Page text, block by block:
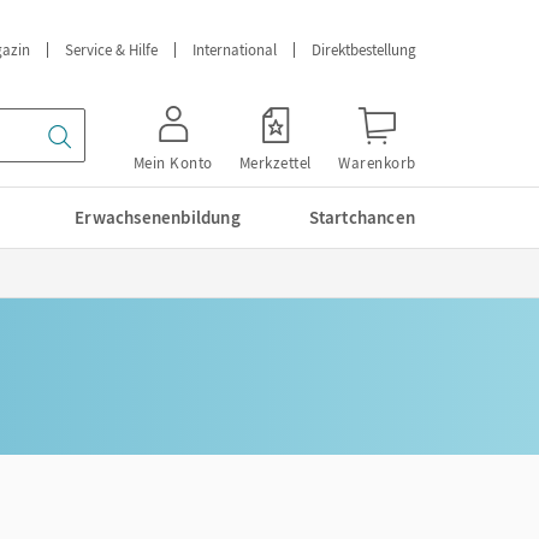
Service & Hilfe International Direktbestellung
Mein Konto Merkzettel Warenkorb
Erwachsenenbildung Startchancen